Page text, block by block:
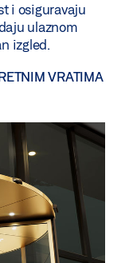
i osiguravaju
ulaznom
izgled.
VRATIMA